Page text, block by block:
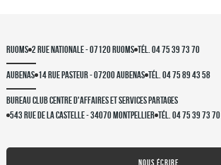
RUOMS 2 rue nationale - 07120 RUOMS Tél. 04 75 39 73 70
AUBENAS 14 rue pasteur - 07200 AUBENAS Tél. 04 75 89 43 58
BUREAU CLUB CENTRE D'AFFAIRES ET SERVICES PARTAGES
543 Rue de la Castelle - 34070 Montpellier Tél. 04 75 39 73 70
NOUS ÉCRIRE